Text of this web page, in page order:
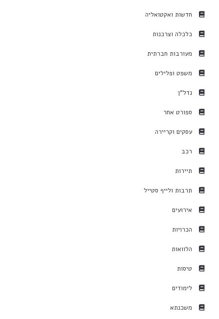
חדשות ואקטואליה
כלכלה וצרכנות
מעורבות חברתית
משפט ופלילים
נדל"ן
ספורט אחר
עסקים וקריירה
רכב
תיירות
תרבות ולייף סטייל
אירועים
הכרויות
הלוואות
טיסות
לימודים
משכנתא